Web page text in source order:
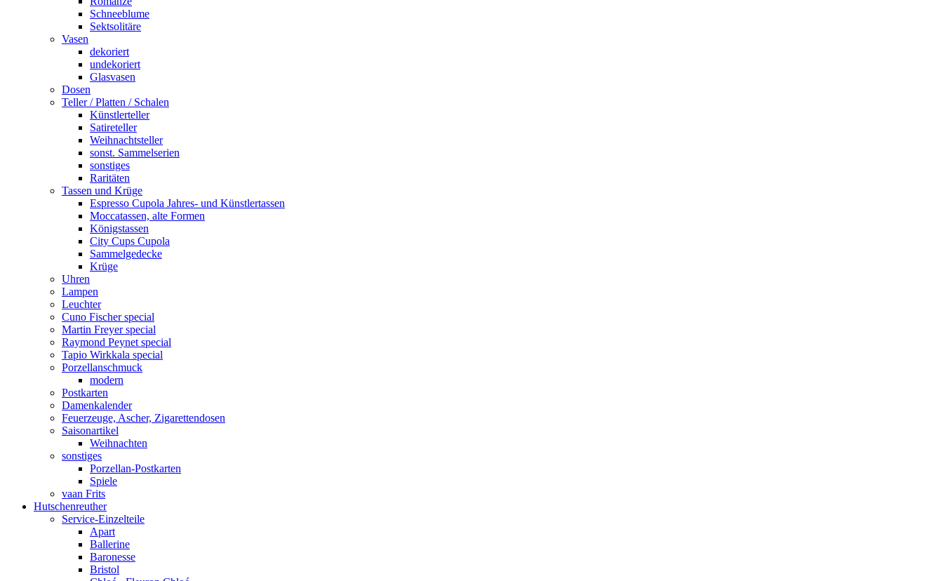
Schneeblume
Sektsolitäre
Vasen
dekoriert
undekoriert
Glasvasen
Dosen
Teller / Platten / Schalen
Künstlerteller
Satireteller
Weihnachtsteller
sonst. Sammelserien
sonstiges
Raritäten
Tassen und Krüge
Espresso Cupola Jahres- und Künstlertassen
Moccatassen, alte Formen
Königstassen
City Cups Cupola
Sammelgedecke
Krüge
Uhren
Lampen
Leuchter
Cuno Fischer special
Martin Freyer special
Raymond Peynet special
Tapio Wirkkala special
Porzellanschmuck
modern
Postkarten
Damenkalender
Feuerzeuge, Ascher, Zigarettendosen
Saisonartikel
Weihnachten
sonstiges
Porzellan-Postkarten
Spiele
vaan Frits
Hutschenreuther
Service-Einzelteile
Apart
Ballerine
Baronesse
Bristol